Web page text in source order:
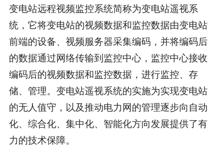
变电站远程视频监控系统简称为变电站遥视系
统，它将变电站的视频数据和监控数据由变电站
前端的设备、视频服务器采集编码，并将编码后
的数据通过网络传输到监控中心，监控中心接收
编码后的视频数据和监控数据，进行监控、存
储、管理。变电站遥视系统的实施为实现变电站
的无人值守，以及推动电力网的管理逐步向自动
化、综合化、集中化、智能化方向发展提供了有
力的技术保障。